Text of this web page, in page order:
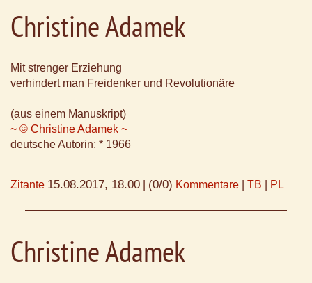
Christine Adamek
Mit strenger Erziehung
verhindert man Freidenker und Revolutionäre
(aus einem Manuskript)
~ © Christine Adamek ~
deutsche Autorin; * 1966
Zitante 15.08.2017, 18.00 (0/0) Kommentare TB PL
Christine Adamek